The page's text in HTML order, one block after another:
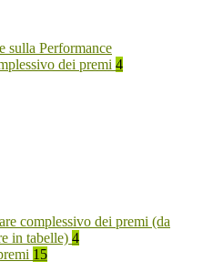
sulla Performance
dei premi 4
complessivo dei premi (da
in tabelle) 4
15